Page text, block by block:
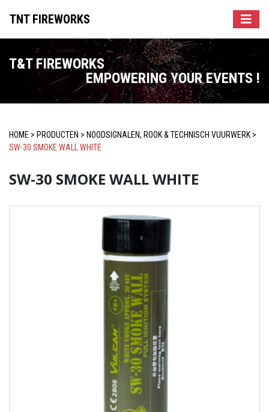
TNT FIREWORKS
T&T FIREWORKS
EMPOWERING YOUR EVENTS !
HOME > PRODUCTEN > NOODSIGNALEN, ROOK & TECHNISCH VUURWERK >
SW-30 SMOKE WALL WHITE
SW-30 SMOKE WALL WHITE